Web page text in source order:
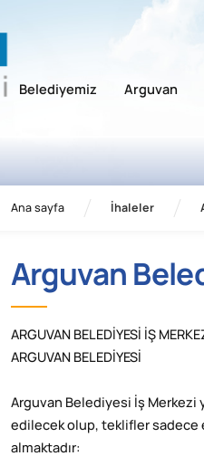
Belediyemiz Arguvan
Ana sayfa İhaleler
Arguvan
ARGUVAN BELEDİYESİ İŞ
ARGUVAN BELEDİYESİ
Arguvan Belediyesi İş Merkezi
edilecek olup, teklifler sadece
almaktadır: